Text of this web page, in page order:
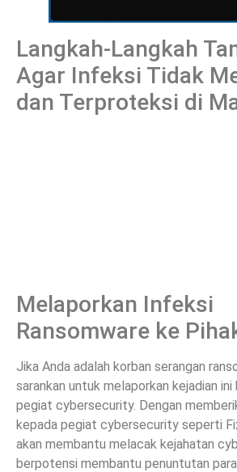
Langkah-Langkah
Agar Infeksi Tidak
dan Terproteksi di
Melaporkan Infeksi
Ransomware ke
Jika Anda adalah korban serangan
sarankan untuk melaporkan kejadian ini
pegiat cybersecurity. Dengan
kepada pegiat cybersecurity seperti
akan membantu melacak kejahatan
berpotensi membantu penuntutan para